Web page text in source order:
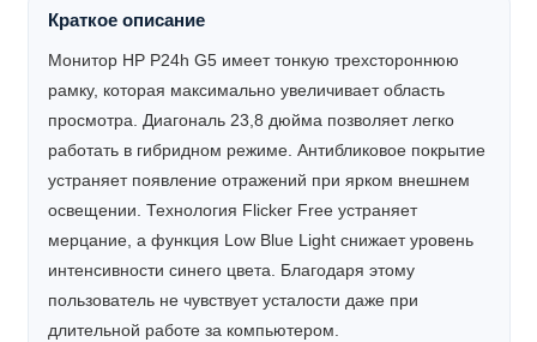
Краткое описание
Монитор HP P24h G5 имеет тонкую трехстороннюю
рамку, которая максимально увеличивает область
просмотра. Диагональ 23,8 дюйма позволяет легко
работать в гибридном режиме. Антибликовое покрытие
устраняет появление отражений при ярком внешнем
освещении. Технология Flicker Free устраняет
мерцание, а функция Low Blue Light снижает уровень
интенсивности синего цвета. Благодаря этому
пользователь не чувствует усталости даже при
длительной работе за компьютером.